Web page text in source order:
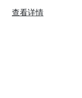
查看详情